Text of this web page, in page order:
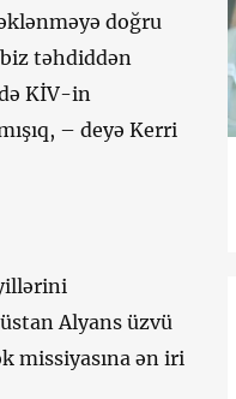
doğru
təhdiddən
KİV-in
– deyə Kerri
Alyans üzvü
missiyasına ən iri